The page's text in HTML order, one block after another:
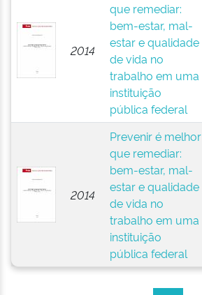
2014
que remediar:
bem-estar, mal-
estar e qualidade
de vida no
trabalho em uma
instituição
pública federal
2014
Prevenir é melhor
que remediar:
bem-estar, mal-
estar e qualidade
de vida no
trabalho em uma
instituição
pública federal